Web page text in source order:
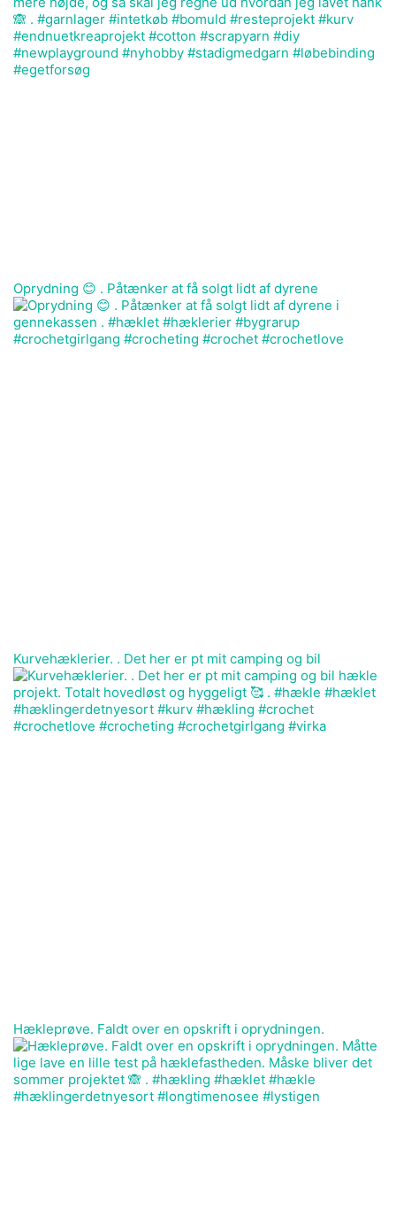
Oprydning 😊 . Påtænker at få solgt lidt af dyrene
Kurvehæklerier. . Det her er pt mit camping og bil
Hækleprøve. Faldt over en opskrift i oprydningen.